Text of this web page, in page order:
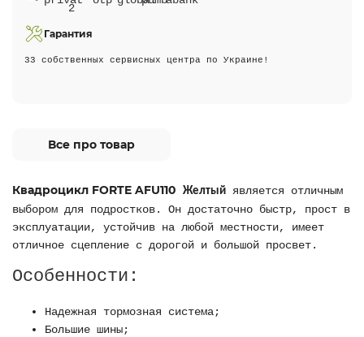
Гарантия
33 собственных сервисных центра по Украине!
Все про товар
Квадроцикл FORTE AFU110 Желтый является отличным
выбором для подростков. Он достаточно быстр, прост в
эксплуатации, устойчив на любой местности, имеет
отличное сцепление с дорогой и большой просвет.
Особенности:
Надежная тормозная система;
Большие шины;